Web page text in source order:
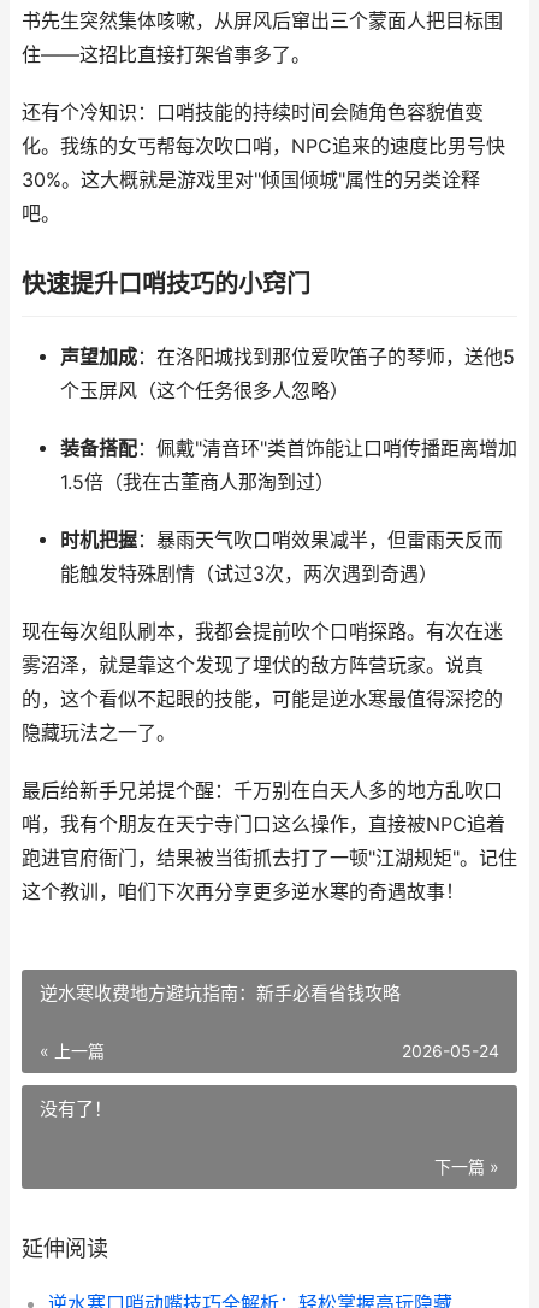
书先生突然集体咳嗽，从屏风后窜出三个蒙面人把目标围
住——这招比直接打架省事多了。
还有个冷知识：口哨技能的持续时间会随角色容貌值变
化。我练的女丐帮每次吹口哨，NPC追来的速度比男号快
30%。这大概就是游戏里对"倾国倾城"属性的另类诠释
吧。
快速提升口哨技巧的小窍门
声望加成：在洛阳城找到那位爱吹笛子的琴师，送他5
个玉屏风（这个任务很多人忽略）
装备搭配：佩戴"清音环"类首饰能让口哨传播距离增加
1.5倍（我在古董商人那淘到过）
时机把握：暴雨天气吹口哨效果减半，但雷雨天反而
能触发特殊剧情（试过3次，两次遇到奇遇）
现在每次组队刷本，我都会提前吹个口哨探路。有次在迷
雾沼泽，就是靠这个发现了埋伏的敌方阵营玩家。说真
的，这个看似不起眼的技能，可能是逆水寒最值得深挖的
隐藏玩法之一了。
最后给新手兄弟提个醒：千万别在白天人多的地方乱吹口
哨，我有个朋友在天宁寺门口这么操作，直接被NPC追着
跑进官府衙门，结果被当街抓去打了一顿"江湖规矩"。记住
这个教训，咱们下次再分享更多逆水寒的奇遇故事！
逆水寒收费地方避坑指南：新手必看省钱攻略
« 上一篇 2026-05-24
没有了！
下一篇 »
延伸阅读